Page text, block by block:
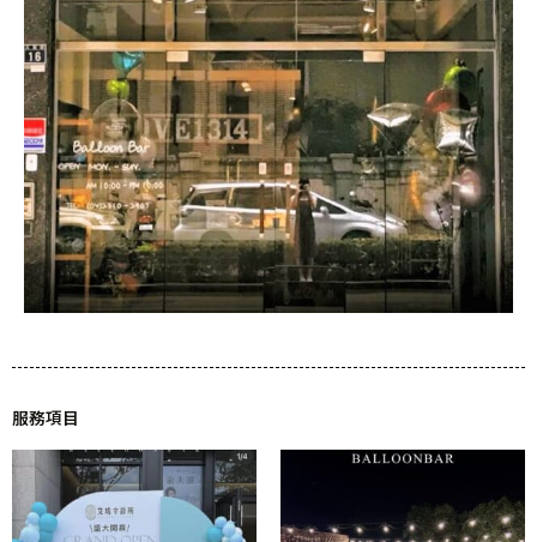
服務項目